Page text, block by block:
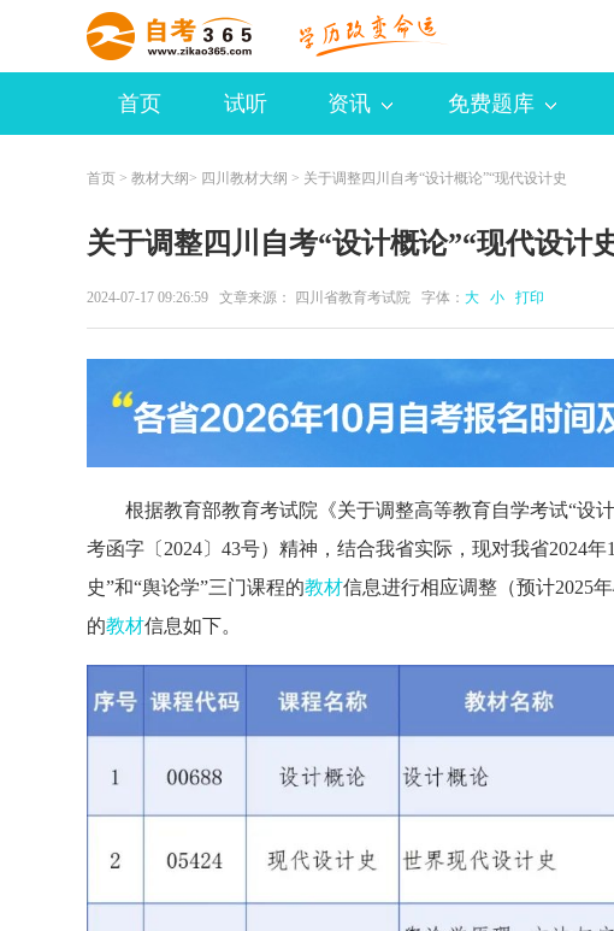
首页 试听 资讯 免费题库
首页 > 教材大纲 > 四川教材大纲 > 关于调整四川自考“设计概论”“现代设计史
关于调整四川自考“设计概论”“现代设计
2024-07-17 09:26:59 文章来源： 四川省教育考试院 字体： 大 小 打印
根据教育部教育考试院《关于调整高等教育自学考试“设
考函字〔2024〕43号）精神，结合我省实际，现对我省2024
史”和“舆论学”三门课程的教材信息进行相应调整（预计2025
的教材信息如下。